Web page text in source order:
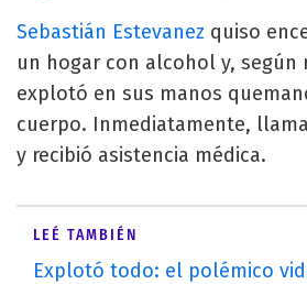
Sebastián Estevanez quiso
un hogar con alcohol y, según
explotó en sus manos
cuerpo. Inmediatamente,
y recibió asistencia médica.
LEÉ TAMBIÉN
Explotó todo: el polémico